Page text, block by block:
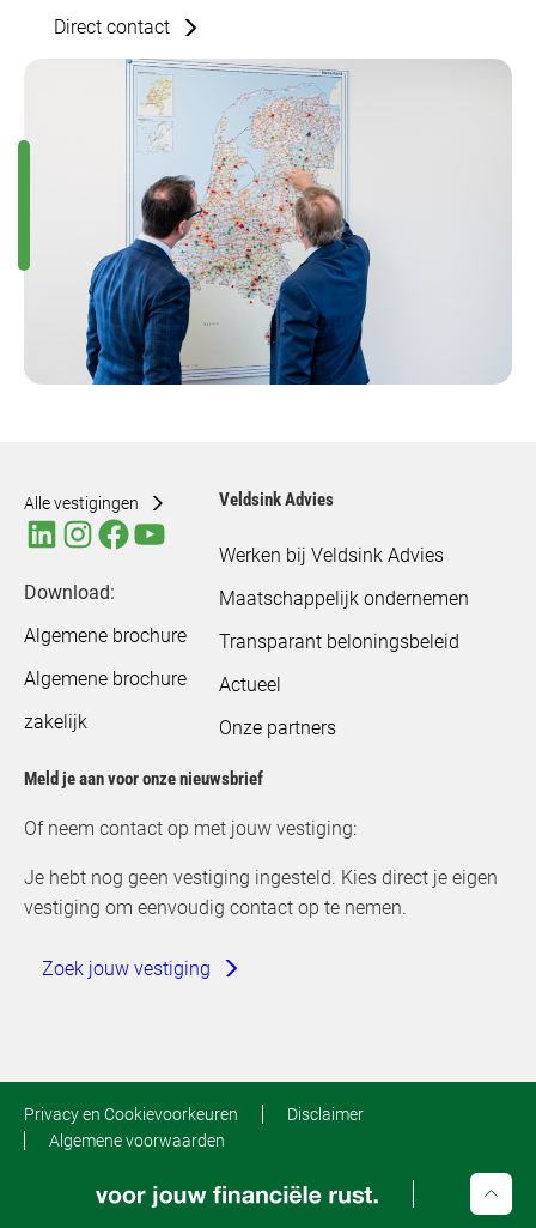
Direct contact
Alle vestigingen
Download:
Algemene brochure
Algemene brochure
zakelijk
Veldsink Advies
Werken bij Veldsink Advies
Maatschappelijk ondernemen
Transparant beloningsbeleid
Actueel
Onze partners
Meld je aan voor onze nieuwsbrief
Of neem contact op met jouw vestiging:
Je hebt nog geen vestiging ingesteld. Kies direct je eigen
vestiging om eenvoudig contact op te nemen.
Zoek jouw vestiging
Privacy en Cookievoorkeuren
Disclaimer
Algemene voorwaarden